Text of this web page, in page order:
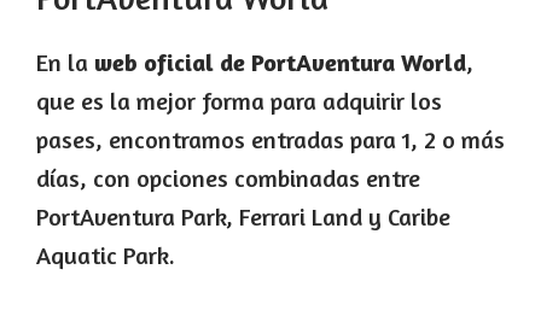
En la web oficial de PortAventura World,
que es la mejor forma para adquirir los
pases, encontramos entradas para 1, 2 o más
días, con opciones combinadas entre
PortAventura Park, Ferrari Land y Caribe
Aquatic Park.